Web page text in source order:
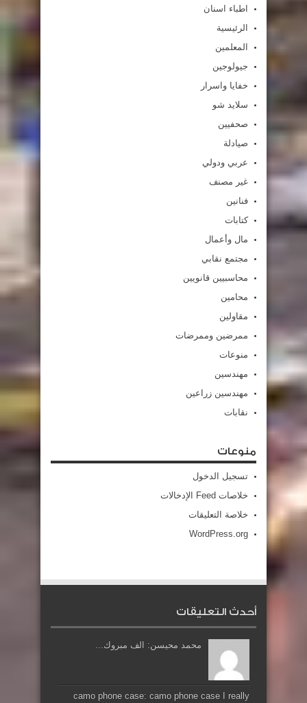
اطباء اسنان
الرئيسية
المعلمين
جيولوجين
خفايا واسرار
سلايد شو
صحفيين
صيادلة
عربي ودولي
غير مصنف
فنانين
كتابات
مال وأعمال
مجتمع نقابي
محاسبيين قانويين
محامين
مقاولين
ممرضين وممرضات
منوعات
مهندسين
مهندسين زراعين
نقابات
منوعات
تسجيل الدخول
خلاصات Feed الإدخالات
خلاصة التعليقات
WordPress.org
أحدث التعليقات
محمد محيسن: الف مبروك...
camo phone case: camo phone case I really